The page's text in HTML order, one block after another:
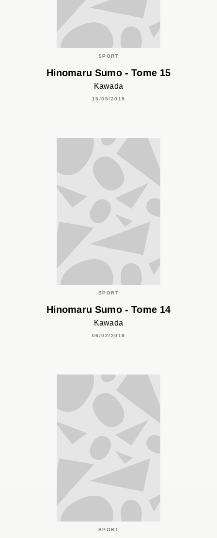
SPORT
Hinomaru Sumo - Tome 15
Kawada
15/05/2019
SPORT
Hinomaru Sumo - Tome 14
Kawada
06/02/2019
SPORT